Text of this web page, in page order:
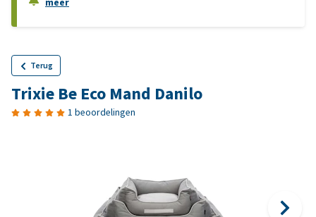
Terug
Trixie Be Eco Mand Danilo
1 beoordelingen